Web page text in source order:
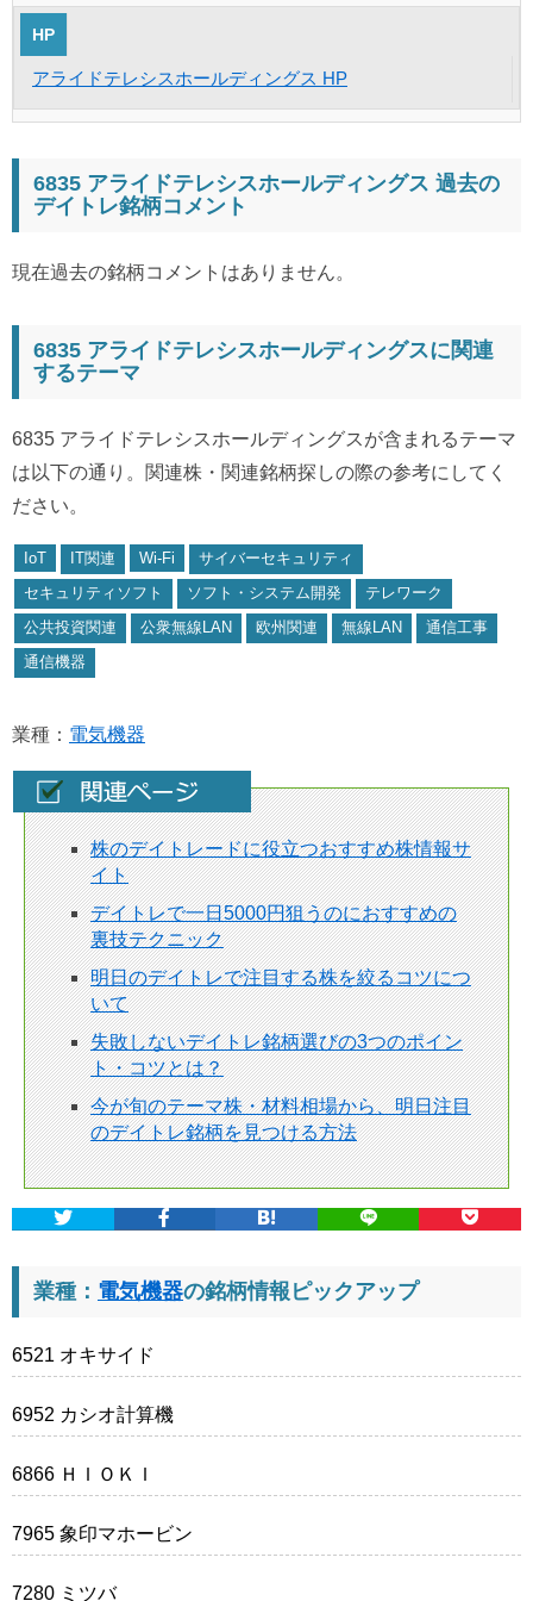
HP
アライドテレシスホールディングス HP
6835 アライドテレシスホールディングス 過去の
デイトレ銘柄コメント
現在過去の銘柄コメントはありません。
6835 アライドテレシスホールディングスに関連
するテーマ
6835 アライドテレシスホールディングスが含まれるテーマ
は以下の通り。関連株・関連銘柄探しの際の参考にしてく
ださい。
IoT IT関連 Wi-Fi
サイバーセキュリティ
セキュリティソフト
ソフト・システム開発
テレワーク
公共投資関連
公衆無線LAN 欧州関連 無線LAN
通信工事
通信機器
業種： 電気機器
株のデイトレードに役立つおすすめ株情報サ
イト
デイトレで一日5000円狙うのにおすすめの
裏技テクニック
明日のデイトレで注目する株を絞るコツにつ
いて
失敗しないデイトレ銘柄選びの3つのポイン
ト・コツとは？
今が旬のテーマ株・材料相場から、明日注目
のデイトレ銘柄を見つける方法
業種： 電気機器の銘柄情報ピックアップ
6521 オキサイド
6952 カシオ計算機
6866 ＨＩＯＫＩ
7965 象印マホービン
7280 ミツバ